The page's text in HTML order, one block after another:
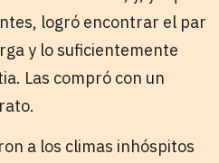
logró encontrar el par
y lo suficientemente
Las compró con un
a los climas inhóspitos